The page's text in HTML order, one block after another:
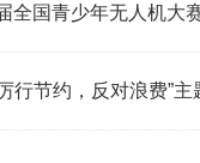
国青少年无人机大
节约，反对浪费”主